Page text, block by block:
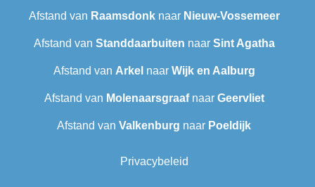
Afstand van Raamsdonknaar Nieuw-Vossemeer
Afstand van Standdaarbuiten naar Sint Agatha
Afstand van Arkel naar Wijk en Aalburg
Afstand van Molenaarsgraafnaar Geervliet
Afstand van Valkenburg naar Poeldijk
Privacybeleid